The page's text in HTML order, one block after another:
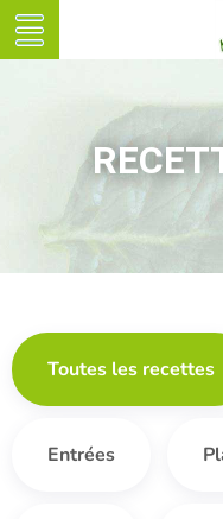
Toutes les recettes
Entrées